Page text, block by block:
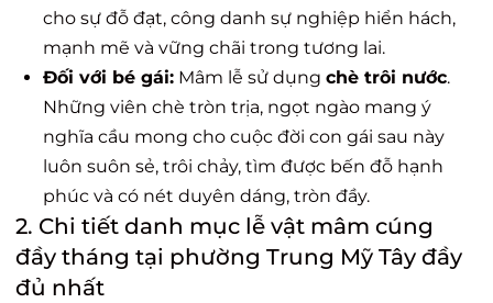
cho sự đỗ đạt, công danh sự nghiệp hiển hách,
mạnh mẽ và vững chãi trong tương lai.
Đối với bé gái: Mâm lễ sử dụng chè trôi nước.
Những viên chè tròn trịa, ngọt ngào mang ý
nghĩa cầu mong cho cuộc đời con gái sau này
luôn suôn sẻ, trôi chảy, tìm được bến đỗ hạnh
phúc và có nét duyên dáng, tròn đầy.
2. Chi tiết danh mục lễ vật mâm cúng
đầy tháng tại phường Trung Mỹ Tây đầy
đủ nhất